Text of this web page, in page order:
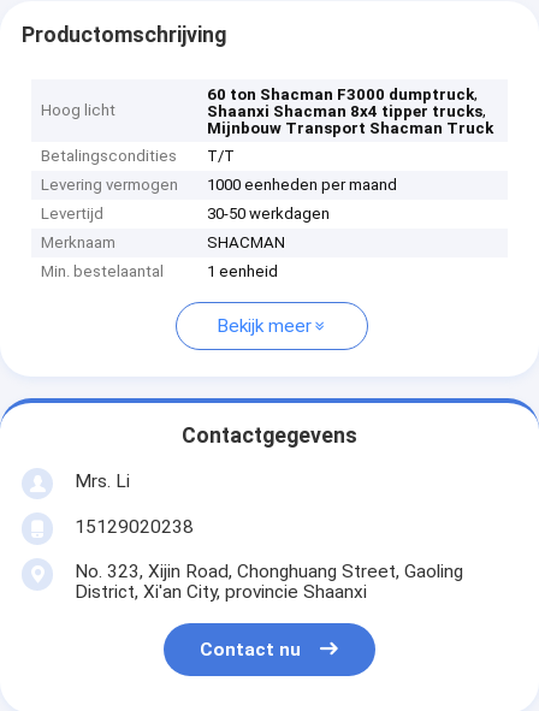
Productomschrijving
Hoog licht
60 ton Shacman F3000 dumptruck,
Shaanxi Shacman 8x4 tipper trucks,
Mijnbouw Transport Shacman Truck
Betalingscondities
T/T
Levering vermogen
1000 eenheden per maand
Levertijd
30-50 werkdagen
Merknaam
SHACMAN
Min. bestelaantal
1 eenheid
Bekijk meer
Contactgegevens
Mrs. Li
15129020238
No. 323, Xijin Road, Chonghuang Street, Gaoling
District, Xi'an City, provincie Shaanxi
Contact nu